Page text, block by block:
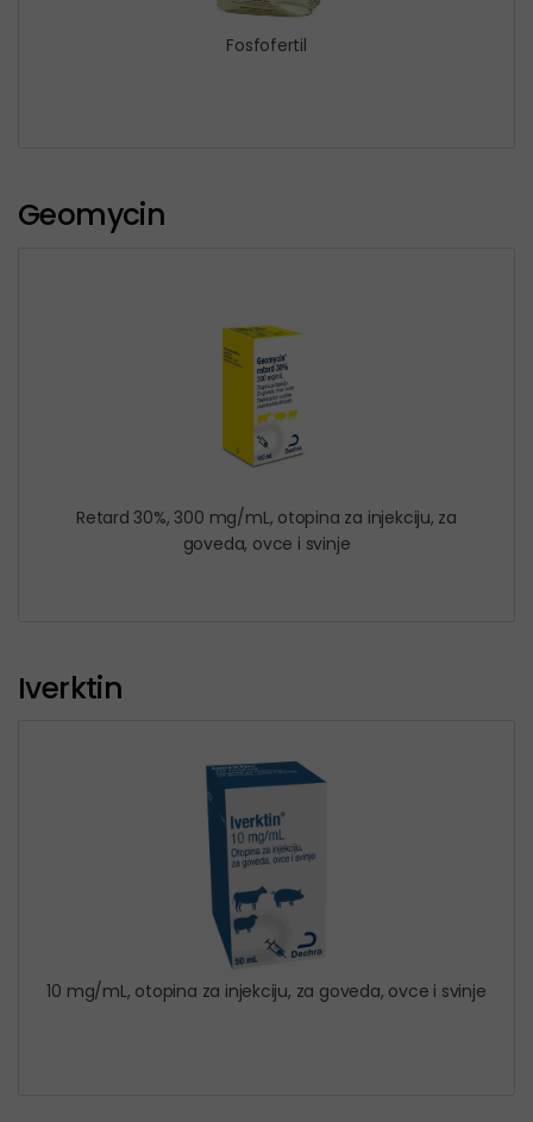
Fosfofertil
Geomycin
Retard 30%, 300 mg/mL, otopina za injekciju, za
goveda, ovce i svinje
Iverktin
10 mg/mL, otopina za injekciju, za goveda, ovce i svinje